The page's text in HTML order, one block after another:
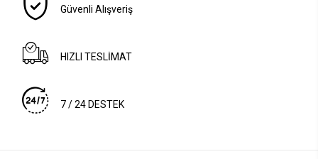
Güvenli Alışveriş
HIZLI TESLİMAT
7 / 24 DESTEK